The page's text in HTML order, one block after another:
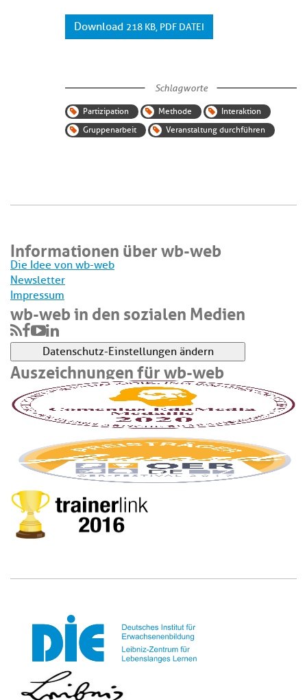
Download 218 KB, PDF DATEI
Schlagworte
Partizipation Methode
Interaktion
Gruppenarbeit
Veranstaltung durchführen
Informationen über wb-web
Die Idee von wb-web
Newsletter
Impressum
wb-web in den sozialen Medien
Datenschutz-Einstellungen ändern
Auszeichnungen für wb-web